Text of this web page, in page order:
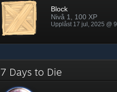
Block
Nivå 1, 100 XP
Upplåst 17 jul, 2025 @
7 Days to Die